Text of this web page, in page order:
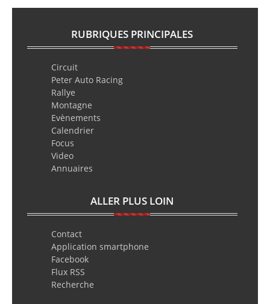
RUBRIQUES PRINCIPALES
Circuit
Peter Auto Racing
Rallye
Montagne
Evènements
Calendrier
Focus
Video
Annuaires
ALLER PLUS LOIN
Contact
Application smartphone
Facebook
Flux RSS
Recherche